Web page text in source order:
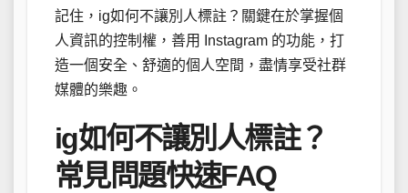
記住，ig如何不讓別人標註？關鍵在於掌握個
人資訊的控制權，善用 Instagram 的功能，打
造一個安全、舒適的個人空間，盡情享受社群
媒體的樂趣。
ig如何不讓別人標註？
常見問題快速FAQ